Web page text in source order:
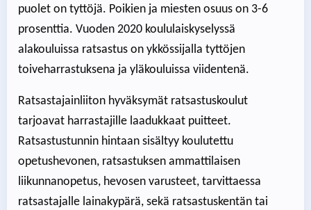
puolet on tyttöjä. Poikien ja miesten osuus on 3-6
prosenttia. Vuoden 2020 koululaiskyselyssä
alakouluissa ratsastus on ykkössijalla tyttöjen
toiveharrastuksena ja yläkouluissa viidentenä.
Ratsastajainliiton hyväksymät ratsastuskoulut
tarjoavat harrastajille laadukkaat puitteet.
Ratsastustunnin hintaan sisältyy koulutettu
opetushevonen, ratsastuksen ammattilaisen
liikunnanopetus, hevosen varusteet, tarvittaessa
ratsastajalle lainakypärä, sekä ratsastuskentän tai